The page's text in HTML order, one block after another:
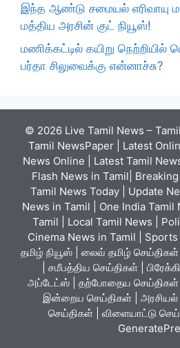
இந்த ஆண்டு சமையல் எரிவாயு
மத்திய அரசின் குட் நியூஸ்!
மணிக்கட்டில் கயிறு நெற்றியில்
பர்தா சிலுவைக்கு என்னாச்சு?
© 2026 Live Tamil News –
Tamil NewsPaper | Latest
News Online | Latest Tamil
Flash News in Tamil|
Tamil News Today | Update
News in Tamil | One India
Tamil | Local Tamil News |
Cinema News in Tamil |
தமிழ் நியூஸ் | லைவ் தமிழ்
| சமீபத்திய செய்திகள் |
அப்டேட்ஸ் | தற்போதைய செய்திகள் |
இன்றைய செய்திகள் | அரசியல்
செய்திகள் | விளையாட்டு